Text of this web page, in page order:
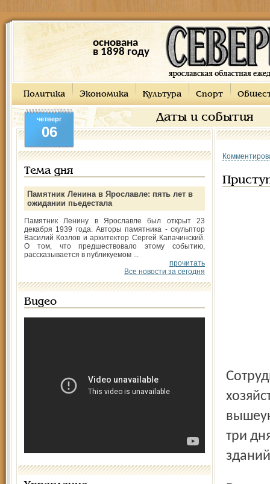
основана
в 1898 году
Политика Экономика Культура Спорт
Даты и события
четверг
06
Тема дня
Памятник Ленина в Ярославле: пять лет в
ожидании пьедестала
Памятник Ленину в Ярославле был открыт 23
декабря 1939 года. Авторы памятника - скульптор
Василий Козлов и архитектор Сергей Капачинский.
О том, что предшествовало этому событию,
рассказывается в публикуемом ...
прочитать
Все новости за сегодня
Видео
Сотрудники пресс-службы департамента городского
три